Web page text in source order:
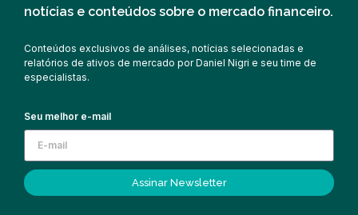
notícias e conteúdos sobre o mercado financeiro.
Conteúdos exclusivos de análises, notícias selecionadas e
relatórios de ativos de mercado por Daniel Nigri e seu time de
especialistas.
Seu melhor e-mail
Assinar Newsletter